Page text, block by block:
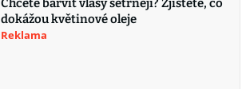
Chcete barvit vlasy šetrněji? Zjistěte, co
dokážou květinové oleje
Reklama